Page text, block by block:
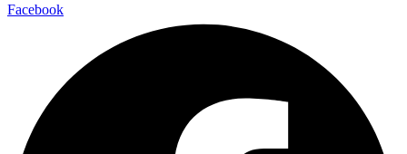
Facebook